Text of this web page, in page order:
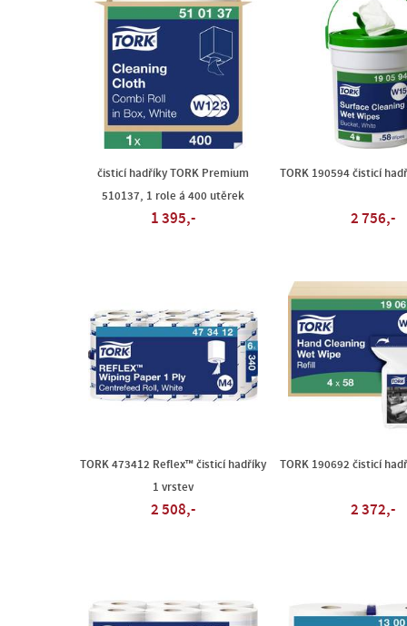
čisticí hadříky TORK Premium
510137, 1 role á 400 utěrek
1 395,-
TORK 190594 čisticí
2 756,-
TORK 473412 Reflex™ čisticí hadříky
1 vrstev
2 508,-
TORK 190692 čisticí
2 372,-